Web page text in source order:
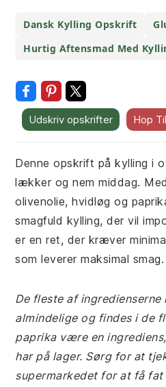
Dansk Kylling Opskrift
Hurtig Aftensmad Med
Udskriv opskrifter Hop
Denne opskrift på kylling i
lækker og nem middag.
olivenolie, hvidløg og
smagfuld kylling, der vil
er en ret, der kræver
som leverer maksimal smag.
De fleste af
almindelige og findes i de
paprika være en
har på lager. Sørg for at
supermarkedet for at få